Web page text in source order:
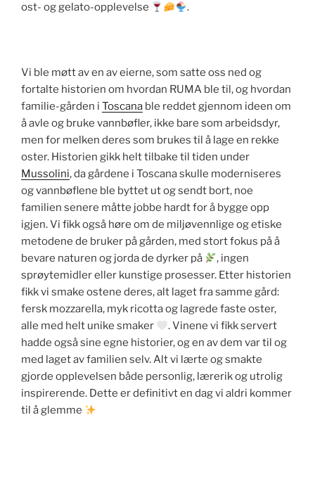
ost- og gelato-opplevelse
.
Vi ble møtt av en av eierne, som satte oss ned og
fortalte historien om hvordan RUMA ble til, og hvordan
familie-gården i Toscana ble reddet gjennom ideen om
å avle og bruke vannbøfler, ikke bare som arbeidsdyr,
men for melken deres som brukes til å lage en rekke
oster. Historien gikk helt tilbake til tiden under
Mussolini, da gårdene i Toscana skulle moderniseres
og vannbøflene ble byttet ut og sendt bort, noe
familien senere måtte jobbe hardt for å bygge opp
igjen. Vi fikk også høre om de miljøvennlige og etiske
metodene de bruker på gården, med stort fokus på å
bevare naturen og jorda de dyrker på
, ingen
sprøytemidler eller kunstige prosesser. Etter historien
fikk vi smake ostene deres, alt laget fra samme gård:
fersk mozzarella, myk ricotta og lagrede faste oster,
alle med helt unike smaker
. Vinene vi fikk servert
hadde også sine egne historier, og en av dem var til og
med laget av familien selv. Alt vi lærte og smakte
gjorde opplevelsen både personlig, lærerik og utrolig
inspirerende. Dette er definitivt en dag vi aldri kommer
til å glemme